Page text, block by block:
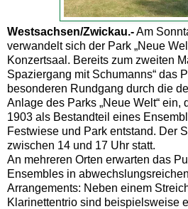
Westsachsen/Zwickau.-Am
verwandelt sich der Park „Neue
Konzertsaal. Bereits zum zweiten
Spaziergang mit Schumanns“ das
besonderen Rundgang durch die
Anlage des Parks „Neue Welt“ ein,
1903 als Bestandteil eines
Festwiese und Park entstand. Der
zwischen 14 und 17 Uhr statt.
An mehreren Orten erwarten das
Ensembles in
Arrangements: Neben einem
Klarinettentrio sind beispielsweise